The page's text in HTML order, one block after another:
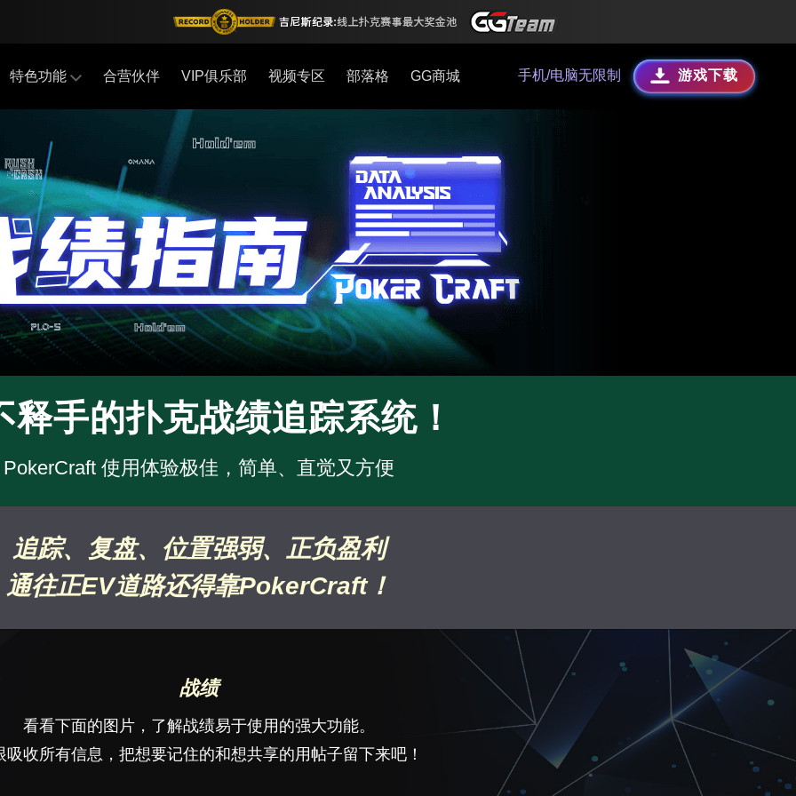
特色功能 合营伙伴 VIP俱乐部 视频专区 部落格 GG商城 手机/电脑无限制 游戏下载
释手的扑克战绩追踪系统！
PokerCraft 使用体验极佳，简单、直觉又方便
追踪、复盘、位置强弱、正负盈利
通往正EV道路还得靠PokerCraft！
战绩
看看下面的图片，了解战绩易于使用的强大功能。
吸收所有信息，把想要记住的和想共享的用帖子留下来吧！